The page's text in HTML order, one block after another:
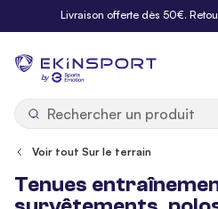
Allez au contenuLivraison offerte dès 50€.
by
Voir tout Sur le terrain
Tenues